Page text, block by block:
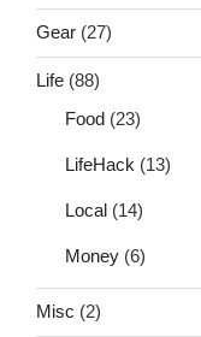
Gear (27)
Life (88)
Food (23)
LifeHack (13)
Local (14)
Money (6)
Misc (2)